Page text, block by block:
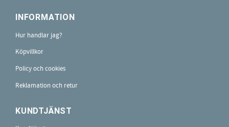
INFORMATION
Hur handlar jag?
Köpvillkor
Policy och cookies
Reklamation och retur
KUNDTJÄNST